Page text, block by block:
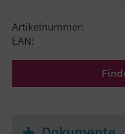
Artikelnummer:
EAN: